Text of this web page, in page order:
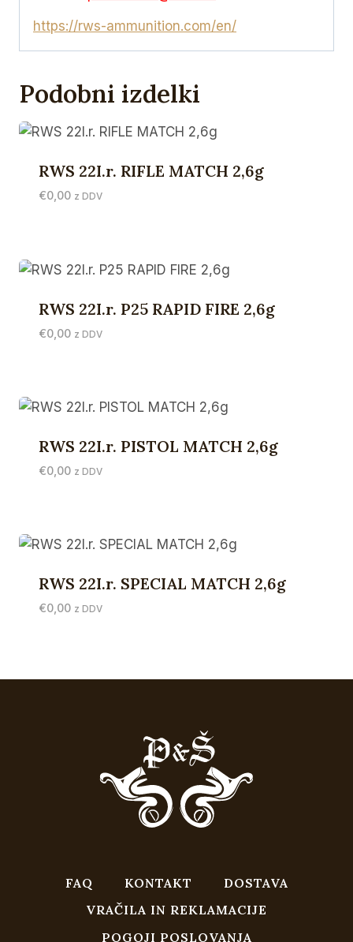
https://rws-ammunition.com/en/
Podobni izdelki
RWS 22I.r. RIFLE MATCH 2,6g
€0,00 z DDV
RWS 22I.r. P25 RAPID FIRE 2,6g
€0,00 z DDV
RWS 22I.r. PISTOL MATCH 2,6g
€0,00 z DDV
RWS 22I.r. SPECIAL MATCH 2,6g
€0,00 z DDV
FAQ KONTAKT
DOSTAVA
VRAČILA IN REKLAMACIJE
POGOJI POSLOVANJA